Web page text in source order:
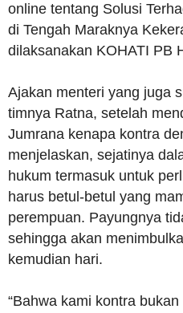
online tentang Solusi
di Tengah Maraknya
dilaksanakan KOHATI PB
Ajakan menteri yang juga
timnya Ratna, setelah
Jumrana kenapa kontra
menjelaskan, sejatinya
hukum termasuk untuk
harus betul-betul yang
perempuan. Payungnya
sehingga akan
kemudian hari.
“Bahwa kami kontra